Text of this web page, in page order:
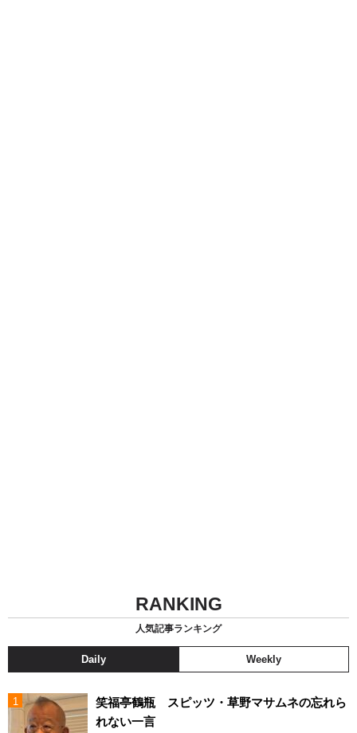
RANKING
人気記事ランキング
Daily Weekly
笑福亭鶴瓶 スピッツ・草野マサムネの忘れら
れない一言